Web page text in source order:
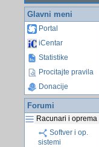
Glavni meni
Portal
iCentar
Statistike
Procitajte pravila
Donacije
Forumi
Racunari i oprema
Softver i op.
sistemi